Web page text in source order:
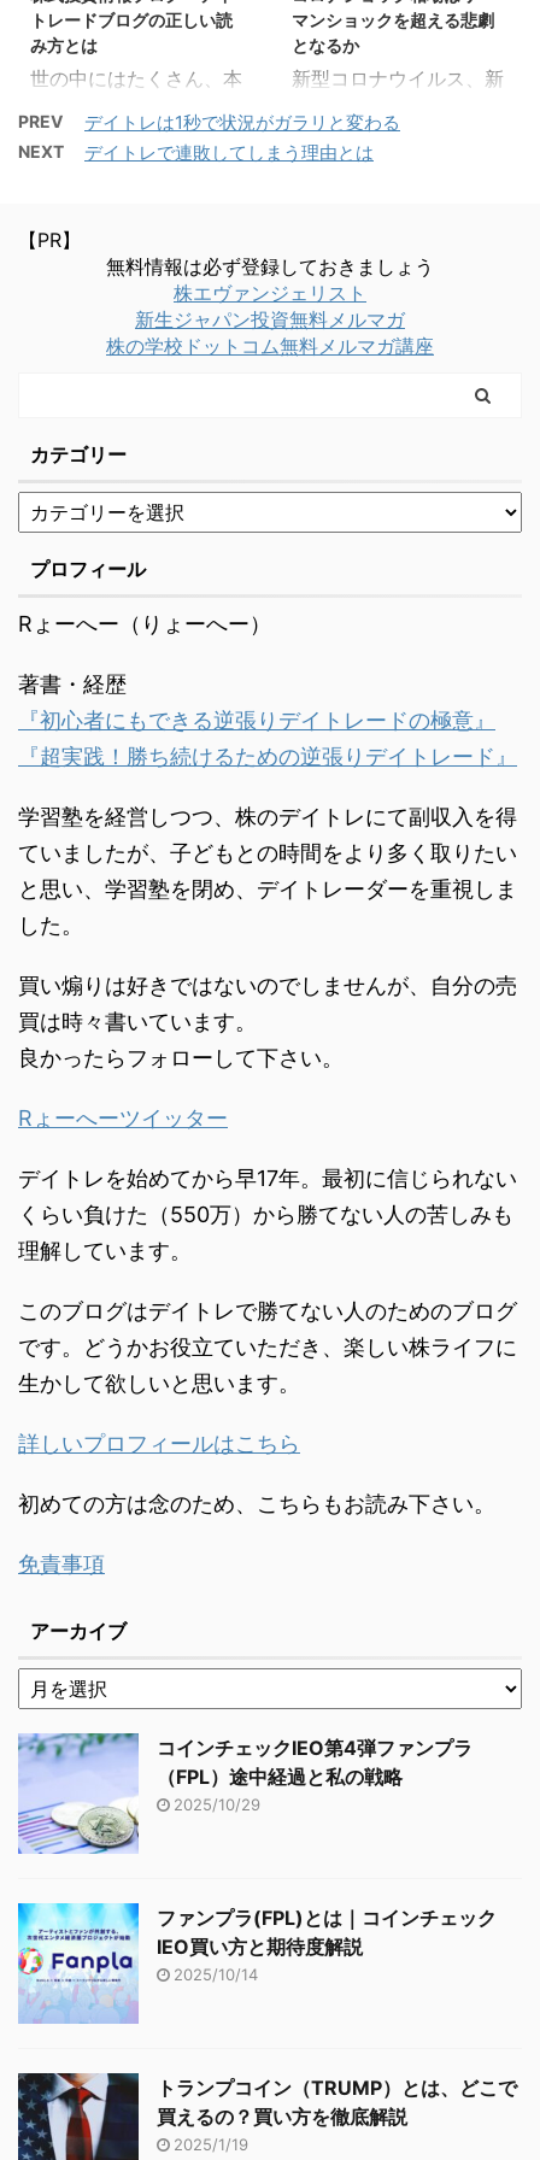
の言葉 ゴルフ部時代、
...
トレーダーニートレDの
ト ...
※この記事は2019年5月
に執筆したものになりま
すが、読み直した上で今
アップしても役に立てる
と感じたのでそのままア
がる1.1 エボラ出血熱やイ
ンフルエンザもテーマ株
に1.2 北朝鮮問題で防衛
関連株2 株はこんなこと
でも材料になる・おもし
ます。その場合は損失回
避も可能になりますし、
銘柄によっては空売りを
仕掛けるチャンスにもな
ってくるわけですね。 ど
しょう。 もくじ1 2121ミ
クシィ株を例に考える1.1
SNSミクシィ人気の変化
2 携帯ゲーム時代の到来
トレードブログの正しい読
み方とは
世の中にはたくさん、本
ブログやデイトレードの
収支報告ブログがありま
ますか。興味本位であれ
ばいいと思います。 もし
ブログの中から勝ち方を
探しているのであれば
く赤信号に近い精神状態
ます。 当てはまる方がい
ましたら、それはきっと
負け続きで藁をもつかむ
いることと思います。今
レブログの正しい読み方
について書きたいと思い
ま ...
マンショックを超える悲劇
となるか
新型コロナウイルス、新
はやコロナショックと言
わざるを得ないほど悲惨
ました。 その時誰がこの
ような状況を想像出来た
でしょうか。 今やリーマ
う声も出ているほどで
なのでしょうか。 もくじ
1 サブプライムローン問
ショ ...
PREV デイトレは1秒で状況がガラリと変わる
NEXT デイトレで連敗してしまう理由とは
【PR】
無料情報は必ず登録しておきましょう
株エヴァンジェリスト
新生ジャパン投資無料メルマガ
株の学校ドットコム無料メルマガ講座
カテゴリー
プロフィール
Rょーへー（りょーへー）
著書・経歴
『初心者にもできる逆張りデイトレードの極意』
『超実践！勝ち続けるための逆張りデイトレード』
学習塾を経営しつつ、株のデイトレにて副収入を得
ていましたが、子どもとの時間をより多く取りたい
と思い、学習塾を閉め、デイトレーダーを重視しま
した。
買い煽りは好きではないのでしませんが、自分の売
買は時々書いています。
良かったらフォローして下さい。
Rょーへーツイッター
デイトレを始めてから早17年。最初に信じられない
くらい負けた（550万）から勝てない人の苦しみも
理解しています。
このブログはデイトレで勝てない人のためのブログ
です。どうかお役立ていただき、楽しい株ライフに
生かして欲しいと思います。
詳しいプロフィールはこちら
初めての方は念のため、こちらもお読み下さい。
免責事項
アーカイブ
コインチェックIEO第4弾ファンプラ
（FPL）途中経過と私の戦略
2025/10/29
ファンプラ(FPL)とは｜コインチェック
IEO買い方と期待度解説
2025/10/14
トランプコイン（TRUMP）とは、どこで
買えるの？買い方を徹底解説
2025/1/19